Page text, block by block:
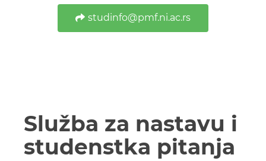
studinfo@pmf.ni.ac.rs
Služba za nastavu i
studenstka pitanja